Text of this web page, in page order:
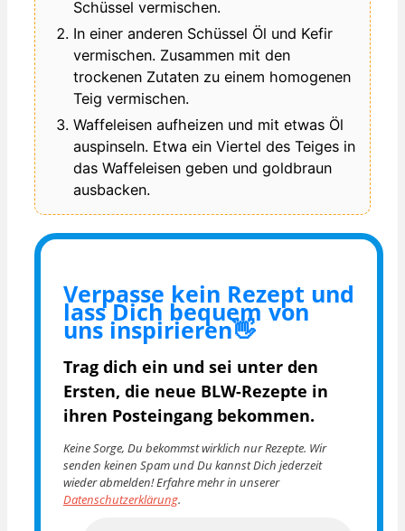
Schüssel vermischen.
In einer anderen Schüssel Öl und Kefir
vermischen. Zusammen mit den
trockenen Zutaten zu einem homogenen
Teig vermischen.
Waffeleisen aufheizen und mit etwas Öl
auspinseln. Etwa ein Viertel des Teiges in
das Waffeleisen geben und goldbraun
ausbacken.
Verpasse kein Rezept und
lass Dich bequem von
uns inspirieren👋
Trag dich ein und sei unter den
Ersten, die neue BLW-Rezepte in
ihren Posteingang bekommen.
Keine Sorge, Du bekommst wirklich nur Rezepte. Wir
senden keinen Spam und Du kannst Dich jederzeit
wieder abmelden! Erfahre mehr in unserer
Datenschutzerklärung.